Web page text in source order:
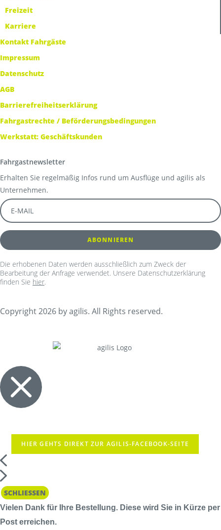
Freizeit
Karriere
Kontakt Fahrgäste
Impressum
Datenschutz
AGB
Barrierefreiheitserklärung
Fahrgastrechte / Beförderungsbedingungen
Werkstatt: Geschäftskunden
Fahrgastnewsletter
Erhalten Sie regelmäßig Infos rund um Ausflüge und agilis als
Unternehmen.
Die erhobenen Daten werden ausschließlich zum Zweck der
Bearbeitung der Anfrage verwendet. Unsere Datenschutzerklärung
finden Sie hier.
Copyright 2026 by agilis. All Rights reserved.
HIER GEHTS DIREKT ZUR AGILIS-FACEBOOK-SEITE
SCHLIESSEN
Vielen Dank für Ihre Bestellung. Diese wird Sie in Kürze per
Post erreichen.